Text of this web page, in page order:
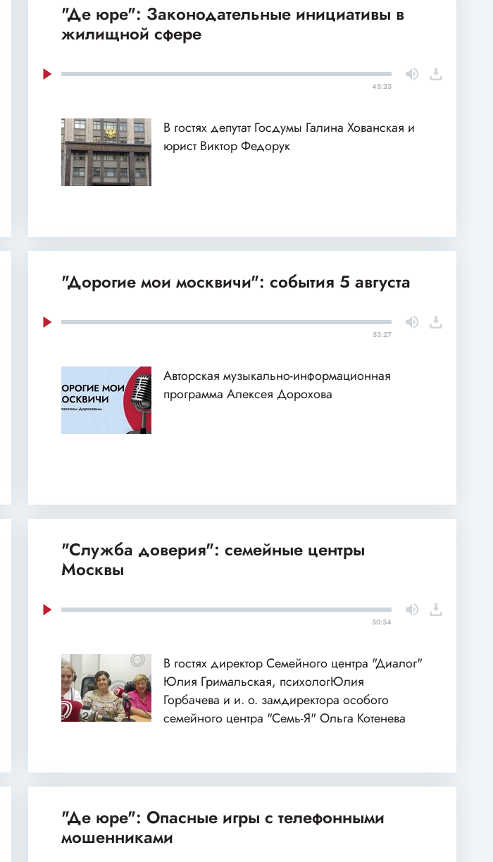
"Де юре": Законодательные инициативы в
жилищной сфере
45:23
В гостях депутат Госдумы Галина Хованская и
юрист Виктор Федорук
"Дорогие мои москвичи": события 5 августа
53:27
Авторская музыкально-информационная
программа Алексея Дорохова
"Служба доверия": семейные центры
Москвы
50:54
В гостях директор Семейного центра "Диалог"
Юлия Гримальская, психологЮлия
Горбачева и и. о. замдиректора особого
семейного центра "Семь-Я" Ольга Котенева
"Де юре": Опасные игры с телефонными
мошенниками